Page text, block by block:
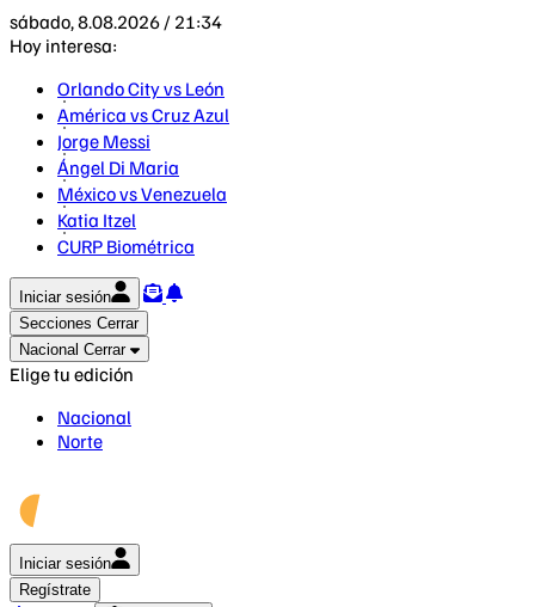
sábado, 8.08.2026 / 21:34
Hoy interesa:
Orlando City vs León
América vs Cruz Azul
Jorge Messi
Ángel Di Maria
México vs Venezuela
Katia Itzel
CURP Biométrica
Iniciar sesión
Secciones Cerrar
Nacional Cerrar
Elige tu edición
Nacional
Norte
Iniciar sesión
Regístrate